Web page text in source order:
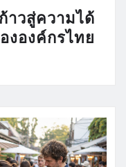
าวสู่ความได้
งองค์กรไทย